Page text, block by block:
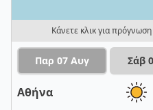
Κάνετε κλικ για πρόγνωση
Παρ 07 Αυγ Σάβ
Αθήνα